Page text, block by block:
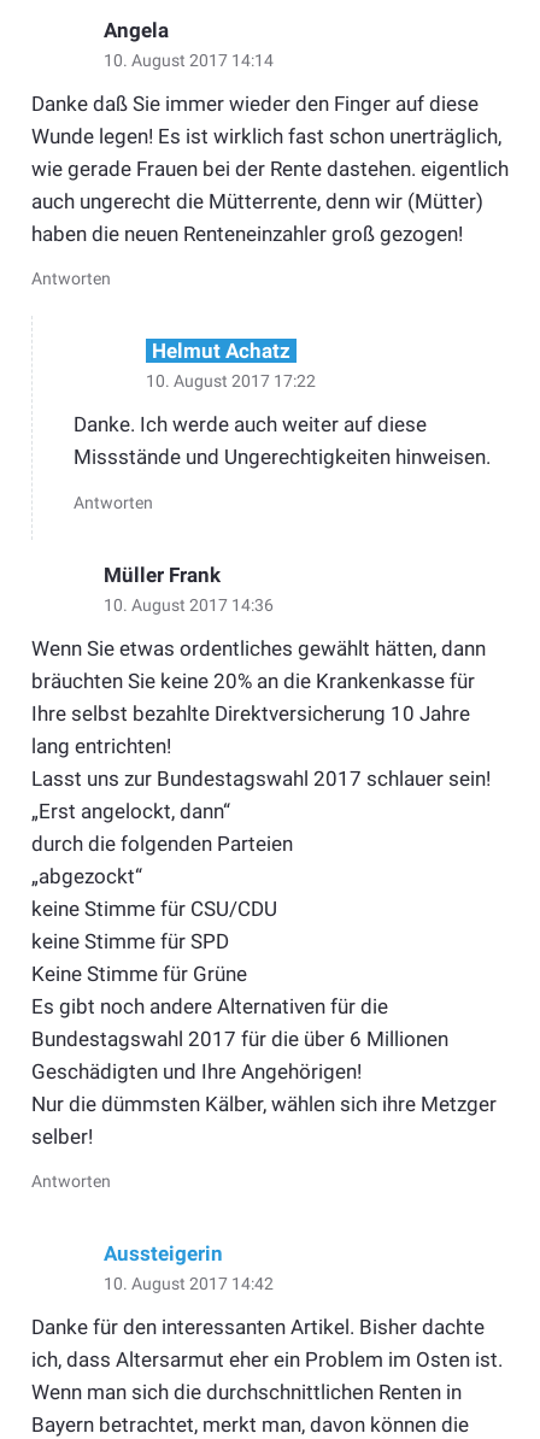
Angela
10. August 2017 14:14
Danke daß Sie immer wieder den Finger auf diese
Wunde legen! Es ist wirklich fast schon unerträglich,
wie gerade Frauen bei der Rente dastehen. eigentlich
auch ungerecht die Mütterrente, denn wir (Mütter)
haben die neuen Renteneinzahler groß gezogen!
Antworten
Helmut Achatz
10. August 2017 17:22
Danke. Ich werde auch weiter auf diese
Missstände und Ungerechtigkeiten hinweisen.
Antworten
Müller Frank
10. August 2017 14:36
Wenn Sie etwas ordentliches gewählt hätten, dann
bräuchten Sie keine 20% an die Krankenkasse für
Ihre selbst bezahlte Direktversicherung 10 Jahre
lang entrichten!
Lasst uns zur Bundestagswahl 2017 schlauer sein!
„Erst angelockt, dann“
durch die folgenden Parteien
„abgezockt“
keine Stimme für CSU/CDU
keine Stimme für SPD
Keine Stimme für Grüne
Es gibt noch andere Alternativen für die
Bundestagswahl 2017 für die über 6 Millionen
Geschädigten und Ihre Angehörigen!
Nur die dümmsten Kälber, wählen sich ihre Metzger
selber!
Antworten
Aussteigerin
10. August 2017 14:42
Danke für den interessanten Artikel. Bisher dachte
ich, dass Altersarmut eher ein Problem im Osten ist.
Wenn man sich die durchschnittlichen Renten in
Bayern betrachtet, merkt man, davon können die